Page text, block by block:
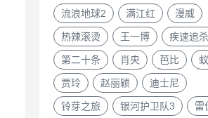
流浪地球2 满江红 漫威
热辣滚烫 王一博 疾速追
第二十条 肖央 芭比
贾玲 赵丽颖 迪士尼
铃芽之旅 银河护卫队3 雷